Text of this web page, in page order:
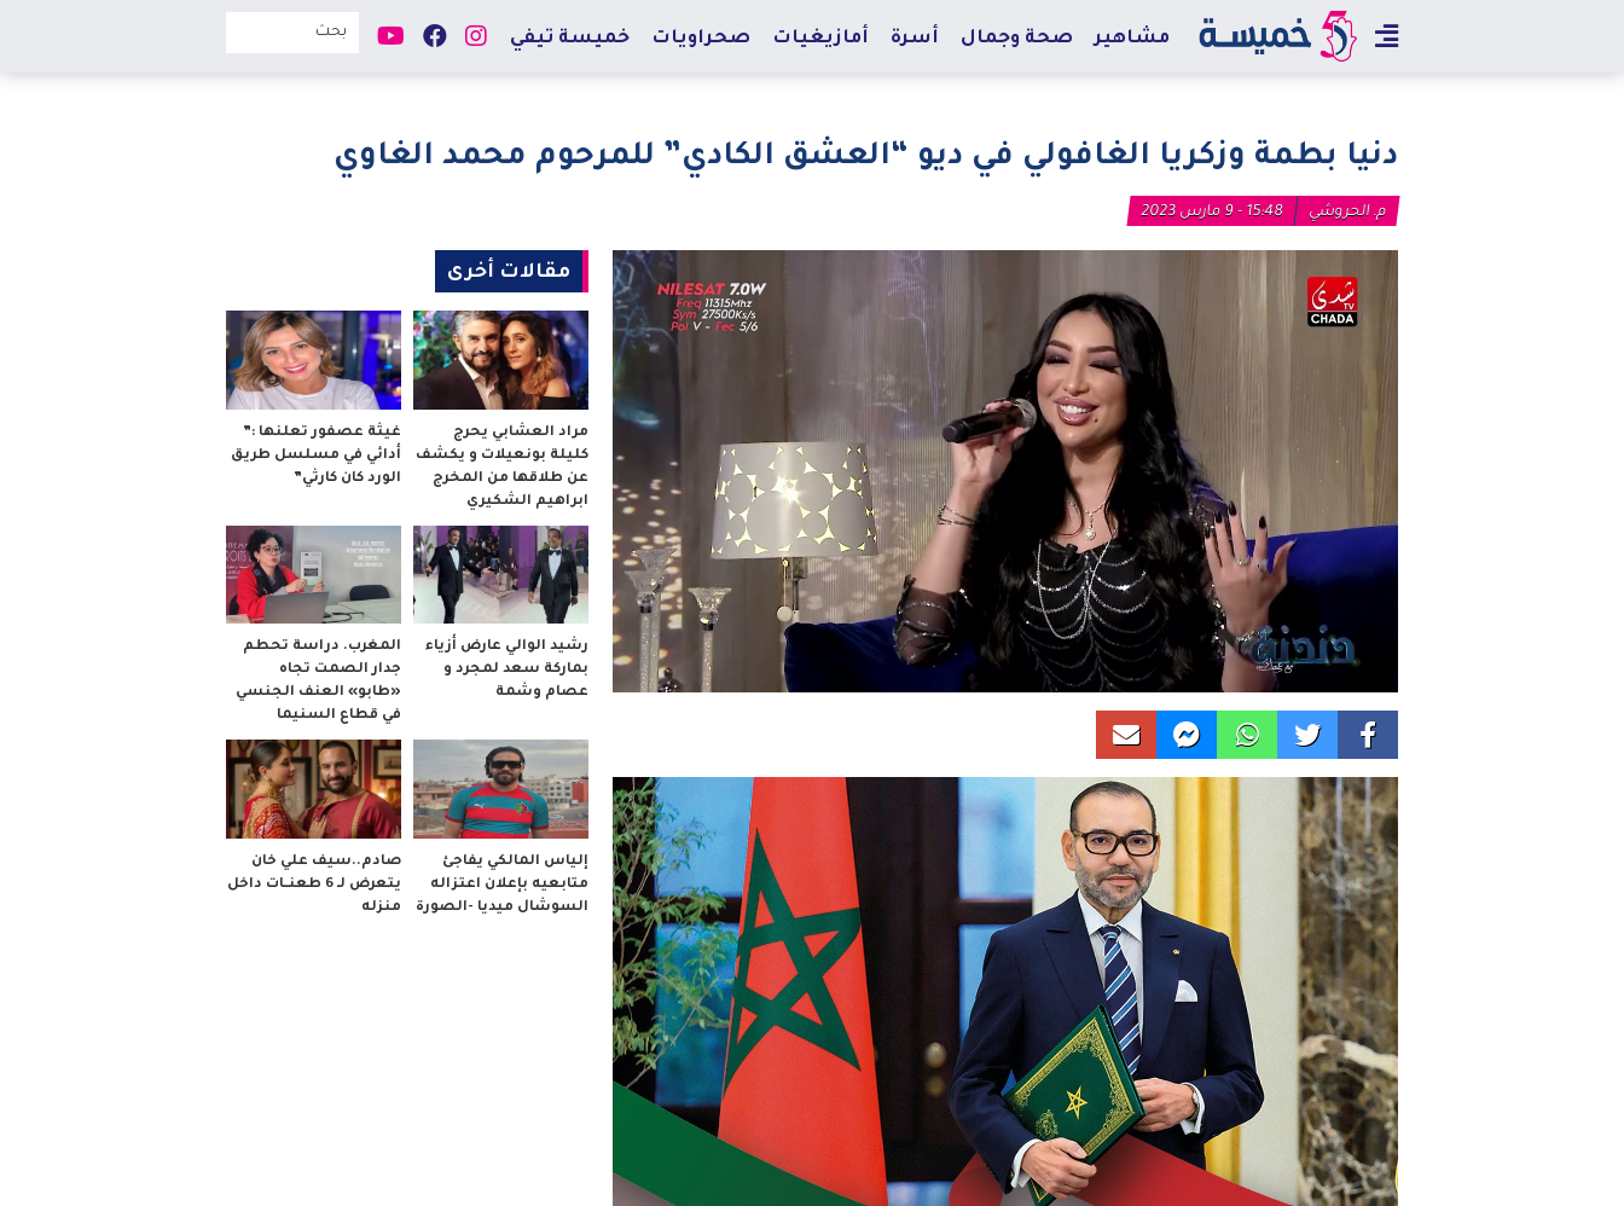
مشاهير صحة وجمال أسرة أمازيغيات صحراويات خميسة تيفي
دنيا بطمة وزكريا الغافولي في ديو “العشق الكادي” للمرحوم محمد الغاوي
م. الحروشي 15:48 - 9 مارس 2023
مقالات أخرى
مراد العشابي يحرج
كليلة بونعيلات و يكشف
عن طلاقها من المخرج
ابراهيم الشكيري
غيثة عصفور تعلنها :”
أدائي في مسلسل طريق
الورد كان كارثي”
رشيد الوالي عارض أزياء
بماركة سعد لمجرد و
عصام وشمة
المغرب. دراسة تحطم
جدار الصمت تجاه
«طابو» العنف الجنسي
في قطاع السنيما
إلياس المالكي يفاجئ
متابعيه بإعلان اعتزاله
السوشال ميديا -الصورة
صادم..سيف علي خان
يتعرض لـ 6 طعنــات داخل
منزله